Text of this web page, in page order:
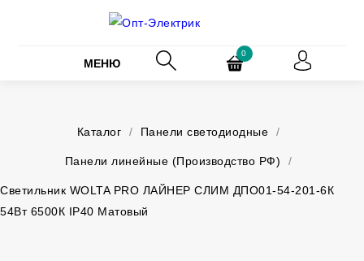
МЕНЮ
0
Каталог / Панели светодиодные /
Панели линейные (Производство РФ) /
Светильник WOLTA PRO ЛАЙНЕР СЛИМ ДПО01-54-201-6К
54Вт 6500К IP40 Матовый